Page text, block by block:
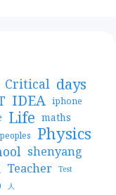
Critical days
IDEA iphone
Life maths
peoples Physics
shenyang
Teacher Test
人